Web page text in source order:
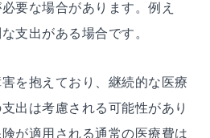
要な場合があります。例え
支出がある場合です。
を抱えており、継続的な医療
出は考慮される可能性があり
が適用される通常の医療費は